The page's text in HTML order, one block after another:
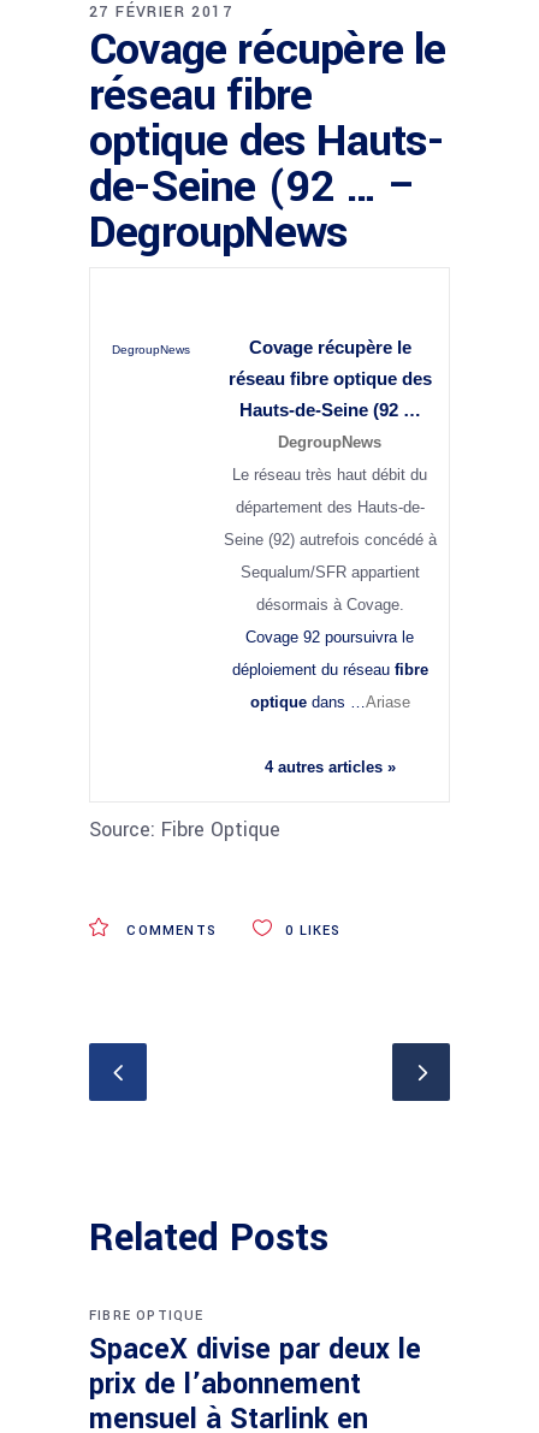
27 FÉVRIER 2017
Covage récupère le
réseau fibre
optique des Hauts-
de-Seine (92 … –
DegroupNews
DegroupNews
Covage récupère le
réseau fibre optique des
Hauts-de-Seine (92 …
DegroupNews
Le réseau très haut débit du
département des Hauts-de-
Seine (92) autrefois concédé à
Sequalum/SFR appartient
désormais à Covage.
Covage 92 poursuivra le
déploiement du réseau fibre
optiquedans …Ariase
4 autres articles »
Source: Fibre Optique
COMMENTS 0 LIKES
Related Posts
FIBRE OPTIQUE
SpaceX divise par deux le
prix de l’abonnement
mensuel à Starlink en